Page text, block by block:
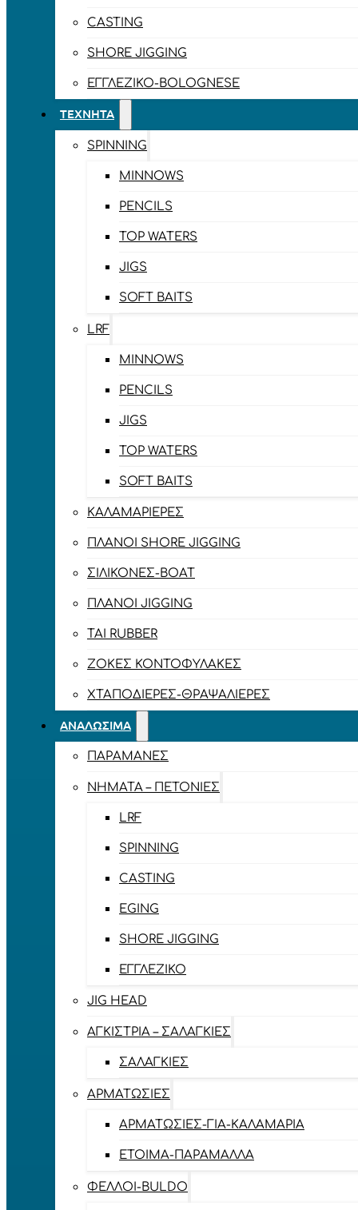
CASTING
SHORE JIGGING
ΕΓΓΛΈΖΙΚΟ-BOLOGNESE
ΤΕΧΝΗΤΆ
SPINNING
MINNOWS
PENCILS
TOP WATERS
JIGS
SOFT BAITS
LRF
MINNOWS
PENCILS
JIGS
TOP WATERS
SOFT BAITS
ΚΑΛΑΜΑΡΙΈΡΕΣ
ΠΛΆΝΟΙ SHORE JIGGING
ΣΙΛΙΚΌΝΕΣ-BOAT
ΠΛΆΝΟΙ JIGGING
TAI RUBBER
ΖΌΚΕΣ ΚΟΝΤΟΦΎΛΑΚΕΣ
ΧΤΑΠΟΔΙΈΡΕΣ-ΘΡΑΨΑΛΙΈΡΕΣ
ΑΝΑΛΏΣΙΜΑ
ΠΑΡΑΜΆΝΕΣ
ΝΉΜΑΤΑ – ΠΕΤΟΝΙΈΣ
LRF
SPINNING
CASTING
EGING
SHORE JIGGING
ΕΓΓΛΈΖΙΚΟ
JIG HEAD
ΑΓΚΊΣΤΡΙΑ – ΣΑΛΑΓΚΙΈΣ
ΣΑΛΑΓΚΙΈΣ
ΑΡΜΑΤΩΣΙΈΣ
ΑΡΜΑΤΩΣΙΈΣ-ΓΙΑ-ΚΑΛΑΜΆΡΙΑ
ΈΤΟΙΜΑ-ΠΑΡΆΜΑΛΛΑ
ΦΕΛΛΟΊ-BULDO